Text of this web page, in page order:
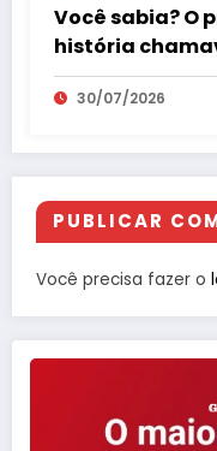
Você sabia? O
história
30/07/2026
PUBLICAR
Você precisa fazer o